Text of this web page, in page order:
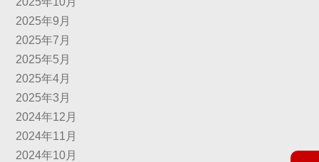
2025年9月
2025年7月
2025年5月
2025年4月
2025年3月
2024年12月
2024年11月
2024年10月